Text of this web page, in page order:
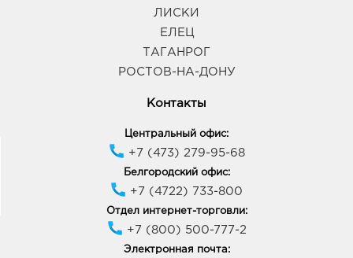
ЛИСКИ
ЕЛЕЦ
ТАГАНРОГ
РОСТОВ-НА-ДОНУ
Контакты
Центральный офис:
+7 (473) 279-95-68
Белгородский офис:
+7 (4722) 733-800
Отдел интернет-торговли:
+7 (800) 500-777-2
Электронная почта: